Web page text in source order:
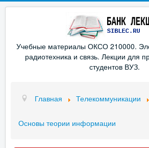
Учебные материалы ОКСО 210000.
радиотехника и связь. Лекции для
студентов ВУЗ.
Главная Телекоммуникации
Основы теории информации